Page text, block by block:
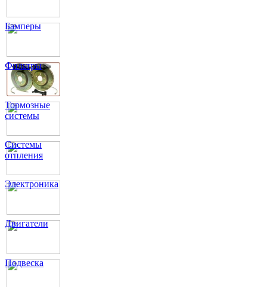
Бамперы
Фильтры
Тормозные
системы
Системы
отпления
Электроника
Двигатели
Подвеска